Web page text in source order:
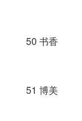
50 书香
51 博美